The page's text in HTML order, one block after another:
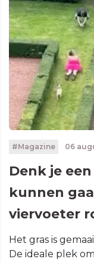
#Magazine 06
Denk je
kunnen
viervoeter
Het gras is
De ideale plek